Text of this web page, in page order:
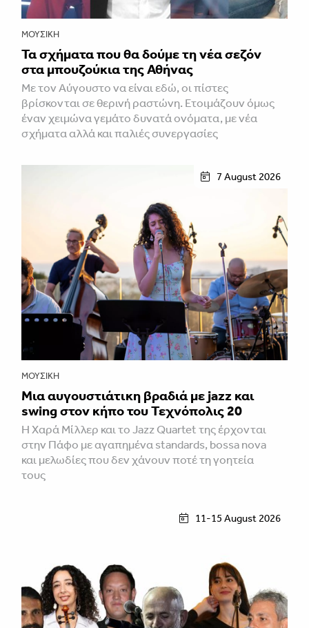
ΜΟΥΣΙΚΉ
Τα σχήματα που θα δούμε τη νέα σεζόν
στα μπουζούκια της Αθήνας
Με τον Αύγουστο να είναι εδώ, οι πίστες
βρίσκονται σε θερινή ραστώνη. Ετοιμάζουν όμως
έναν χειμώνα γεμάτο δυνατά ονόματα, με νέα
σχήματα αλλά και παλιές συνεργασίες
7 August 2026
ΜΟΥΣΙΚΉ
Μια αυγουστιάτικη βραδιά με jazz και
swing στον κήπο του Τεχνόπολις 20
Η Χαρά Μίλλερ και το Jazz Quartet της έρχονται
στην Πάφο με αγαπημένα standards, bossa nova
και μελωδίες που δεν χάνουν ποτέ τη γοητεία
τους
11-15 August 2026